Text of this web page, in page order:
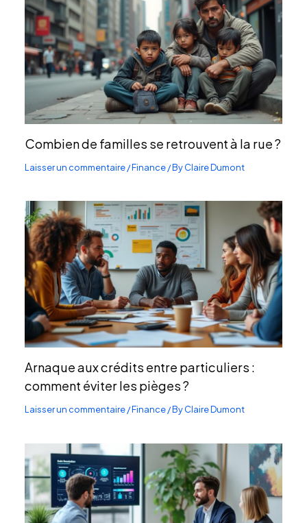
Combien de familles se retrouvent à la rue ?
Laisser un commentaire/Finance/ ByClaire Dumont
Arnaque aux crédits entre particuliers :
comment éviter les pièges ?
Laisser un commentaire/Finance/ ByClaire Dumont